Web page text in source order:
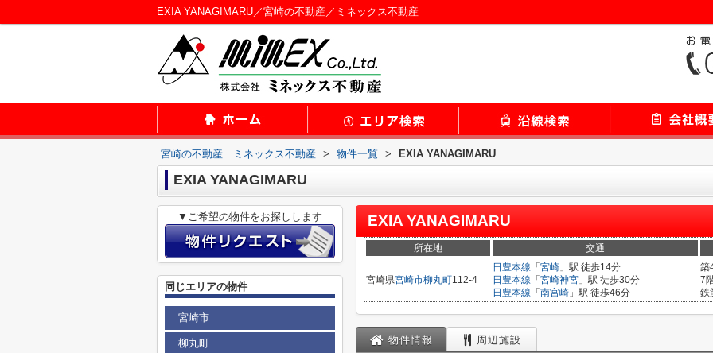
EXIA YANAGIMARU／宮崎の不動産／ミネックス不動産
宮崎の不動産｜ミネックス不動産 > 物件一覧 > EXIA YANAGIMARU
EXIA YANAGIMARU
EXIA YANAGIMARU
所在地 交通
宮崎県宮崎市柳丸町112-4
日豊本線 「 宮崎 」駅 徒歩14分
日豊本線 「 宮崎神宮 」駅 徒歩30分
日豊本線 「 南宮崎 」駅 徒歩46分
築
7
鉄
物件情報 周辺施設
▼ご希望の物件をお探しします
同じエリアの物件
宮崎市
柳丸町